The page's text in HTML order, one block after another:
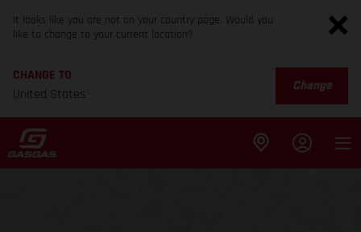
It looks like you are not on your country page. Would you
like to change to your current location?
CHANGE TO
United States
Change